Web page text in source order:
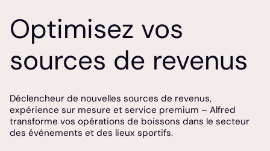
Optimisez vos
sources de revenus
Déclencheur de nouvelles sources de revenus,
expérience sur mesure et service premium – Alfred
transforme vos opérations de boissons dans le secteur
des événements et des lieux sportifs.